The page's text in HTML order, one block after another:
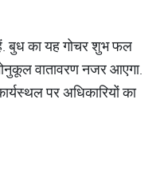
बुध का यह गोचर शुभ फल
वातावरण नजर आएगा.
पर अधिकारियों का